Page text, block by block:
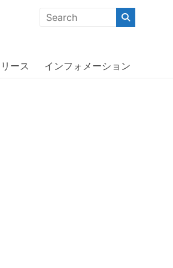
」「コストパフォーマンスの高い商
ース インフォメーション